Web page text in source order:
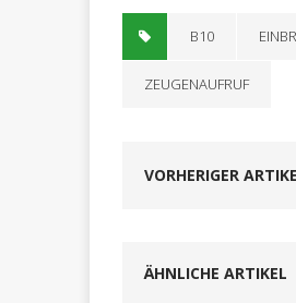
B10
ZEUGENAUFRUF
VORHERIGER
ÄHNLICHE ARTIKEL